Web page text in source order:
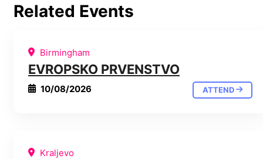
Related Events
Birmingham
EVROPSKO PRVENSTVO
10/08/2026 ATTEND
Kraljevo